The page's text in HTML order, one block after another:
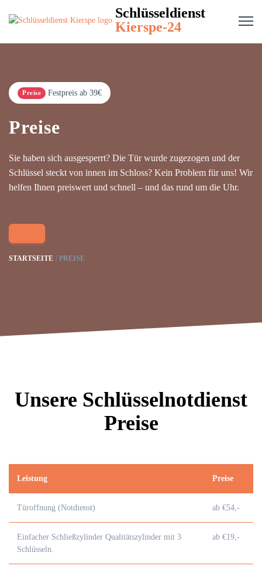
Schlüsseldienst
Kierspe-24
Preise Festpreis ab 39€
Preise
Sie haben sich ausgesperrt? Die Tür wurde zugezogen und der
Schlüssel steckt von innen im Schloss? Kein Problem für uns! Wir
helfen Ihnen preiswert und schnell – und das rund um die Uhr.
STARTSEITE PREISE
Unsere Schlüsselnotdienst
Preise
Leistung Preise
Türoffnung (Notdienst) ab €54,-
Einfacher Schließzylinder Qualitätszylinder mit 3
Schlüsseln.
ab €19,-